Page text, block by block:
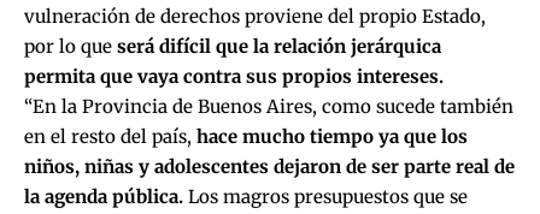
vulneración de derechos proviene del propio Estado,
por lo que será difícil que la relación jerárquica
permita que vaya contra sus propios intereses.
“En la Provincia de Buenos Aires, como sucede también
en el resto del país, hace mucho tiempo ya que los
niños, niñas y adolescentes dejaron de ser parte real de
la agenda pública. Los magros presupuestos que se